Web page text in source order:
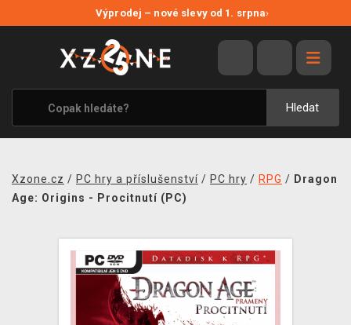
Výprodej – nové slevy od 1. srpna›
Hledat
VÝPRODEJ
VIDEOHRY
XZONE ORIGINALS
TÉMATIKY
MERCHANDISE
Xzone.cz / PC hry a příslušenství / PC hry / RPG / Dragon
Age: Origins - Procitnutí (PC)